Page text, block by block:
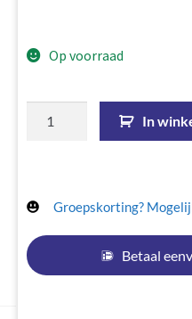
Op voorraad
In
Groepskorting?
Betaal